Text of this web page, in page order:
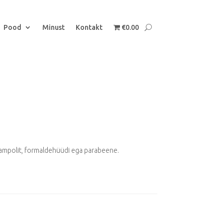
Pood Minust Kontakt €0.00
formaldehüüdi ega parabeene.